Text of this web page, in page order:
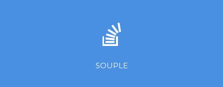
Vous choisissez les données que vous souhaitez copier et
SOUPLE